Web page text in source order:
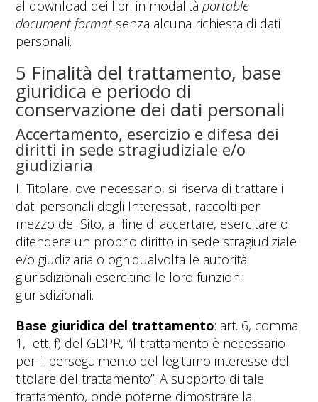
al download dei libri in modalitàportable
document format senza alcuna richiesta di dati
personali.
5 Finalità del trattamento, base
giuridica e periodo di
conservazione dei dati personali
Accertamento, esercizio e difesa dei
diritti in sede stragiudiziale e/o
giudiziaria
Il Titolare, ove necessario, si riserva di trattare i
dati personali degli Interessati, raccolti per
mezzo del Sito, al fine di accertare, esercitare o
difendere un proprio diritto in sede stragiudiziale
e/o giudiziaria o ogniqualvolta le autorità
giurisdizionali esercitino le loro funzioni
giurisdizionali.
Base giuridica del trattamento: art. 6, comma
1, lett. f) del GDPR, “il trattamento è necessario
per il perseguimento del legittimo interesse del
titolare del trattamento”. A supporto di tale
trattamento, onde poterne dimostrare la